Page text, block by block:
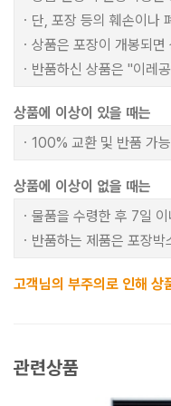
ㆍ단, 포장 등의 훼손이나
ㆍ상품은 포장이 개봉되
ㆍ반품하신 상품은 "이레
상품에 이상이 있을 때는
ㆍ100% 교환 및 반품 가
상품에 이상이 없을 때는
ㆍ물품을 수령한 후 7일
ㆍ반품하는 제품은 포장
고객님의 부주의로 인해 상
관련상품